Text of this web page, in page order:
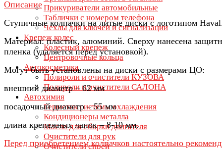
Прикуриватели автомобильные
Таблички с номером телефона
Чехлы для ключей и сигнализации
Крепеж колес
Колесный крепеж
Центровочные кольца
Автокосметика
Полироли и очистители КУЗОВА
Полироли и очистители САЛОНА
Автохимия
Герметик системы охлаждения
Кондиционеры металла
Масло для сборки двигателя
Очистители для рук
Очистители спрей
Описание
Ступичные колпачки на литые диски с логотипом
Материал: пластик, алюминий. Сверху нанесена
пленка (удаляется перед установкой).
Могут быть установлены на диски с размерами ЦО:
внешний диаметр – 62 мм
посадочный диаметр – 55 мм
длина крепежных лапок – 8-10 мм.
Перед приобретением колпачков настоятельно